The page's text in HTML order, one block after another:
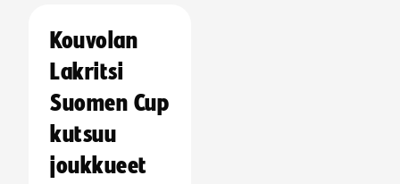
Kouvolan
Lakritsi
Suomen Cup
kutsuu
joukkueet